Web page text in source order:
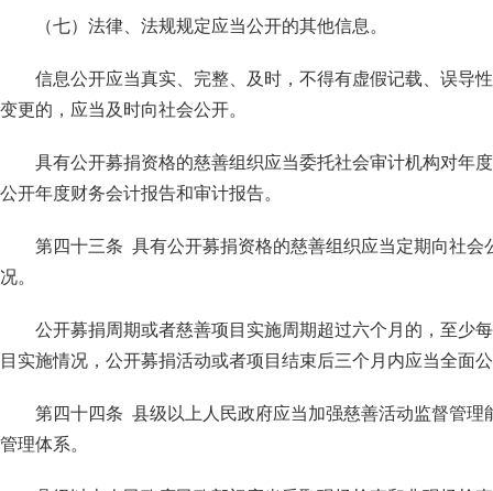
（七）法律、法规规定应当公开的其他信息。
信息公开应当真实、完整、及时，不得有虚假记载、误导
变更的，应当及时向社会公开。
具有公开募捐资格的慈善组织应当委托社会审计机构对年
公开年度财务会计报告和审计报告。
第四十三条 具有公开募捐资格的慈善组织应当定期向社会
况。
公开募捐周期或者慈善项目实施周期超过六个月的，至少
目实施情况，公开募捐活动或者项目结束后三个月内应当全面
第四十四条 县级以上人民政府应当加强慈善活动监督管理
管理体系。